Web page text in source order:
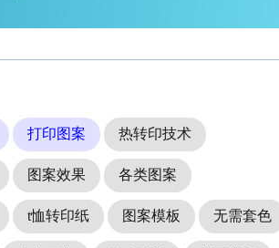
打印图案 热转印技术
图案效果 各类图案
t恤转印纸 图案模板 无需套色